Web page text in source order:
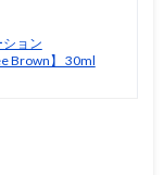
ョン
Brown】 30ml